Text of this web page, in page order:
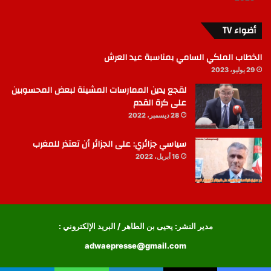
أضواء TV
الخطاب الملكي السامي بمناسبة عيد العرش
29 يوليو، 2023
لقجع يدين الممارسات المشينة لبعض المحسوبين
على كرة القدم
28 ديسمبر، 2022
سياسي جزائري: على الجزائر أن تعتذر للمغرب
16 أبريل، 2022
مدير النشر: يحيى بن الطاهر / البريد الإلكتروني :
adwaepresse@gmail.com